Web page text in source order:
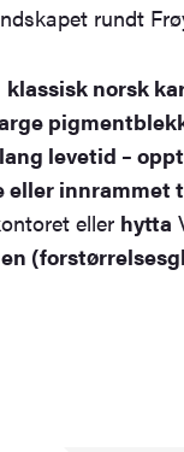
rundt
klassisk norsk
levetid –
eller innrammet
eller hytta